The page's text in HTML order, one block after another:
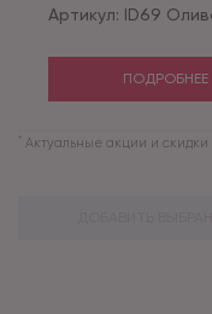
Артикул: ID69
ПОДРОБНЕЕ
* Актуальные акции и